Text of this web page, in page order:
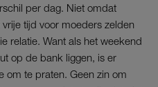
per dag. Niet omdat
tijd voor moeders zelden
relatie. Want als het weekend
op de bank liggen, is er
om te praten. Geen zin om